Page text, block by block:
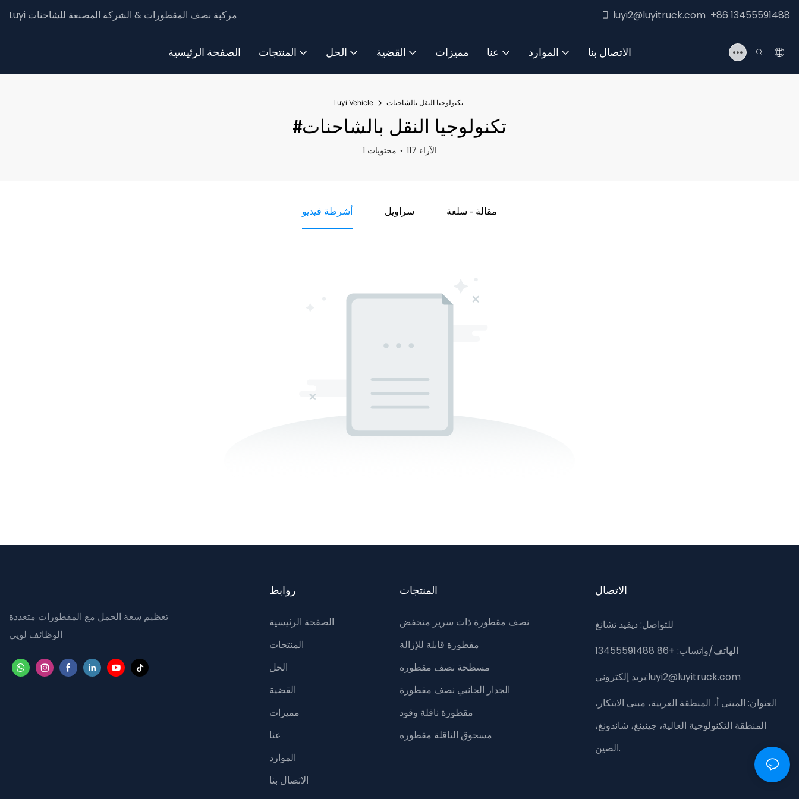
Luyi مركبة نصف المقطورات & الشركة المصنعة للشاحنات luyi2@luyitruck.com +86 13455591488
الصفحة الرئيسية المنتجات الحل القضية مميزات عنا الموارد الاتصال بنا
Luyi Vehicle تكنولوجيا النقل بالشاحنات
#تكنولوجيا النقل بالشاحنات
1 محتويات 117 الآراء
أشرطة فيديو سراويل مقالة - سلعة
تعظيم سعة الحمل مع المقطورات متعددة
الوظائف لويي
روابط
الصفحة الرئيسية
المنتجات
الحل
القضية
مميزات
عنا
الموارد
الاتصال بنا
المنتجات
نصف مقطورة ذات سرير منخفض
مقطورة قابلة للإزالة
مسطحة نصف مقطورة
الجدار الجانبي نصف مقطورة
مقطورة ناقلة وقود
مسحوق الناقلة مقطورة
الاتصال
للتواصل: ديفيد تشانغ
الهاتف/واتساب: +86 13455591488
بريد إلكتروني:luyi2@luyitruck.com
العنوان: المبنى أ، المنطقة الغربية، مبنى الابتكار،
المنطقة التكنولوجية العالية، جينينغ، شاندونغ،
الصين.